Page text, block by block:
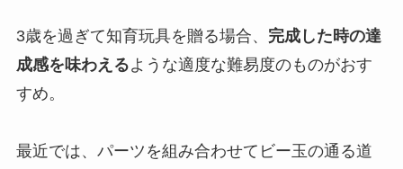
3歳を過ぎて知育玩具を贈る場合、 完成した時の達
成感を味わえるような適度な難易度のものがおす
すめ。
最近では、パーツを組み合わせてビー玉の通る道